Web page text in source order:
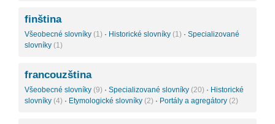
finština
Všeobecné slovníky (1) · Historické slovníky (1) · Specializované
slovníky (1)
francouzština
Všeobecné slovníky (9) · Specializované slovníky (20) · Historické
slovníky (4) · Etymologické slovníky (2) · Portály a agregátory (2)